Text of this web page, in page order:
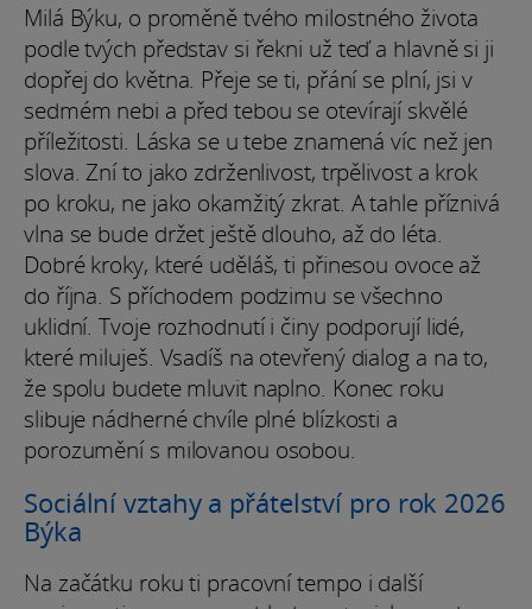
Milá Býku, o proměně tvého milostného života
podle tvých představ si řekni už teď a hlavně si ji
dopřej do května. Přeje se ti, přání se plní, jsi v
sedmém nebi a před tebou se otevírají skvělé
příležitosti. Láska se u tebe znamená víc než jen
slova. Zní to jako zdrženlivost, trpělivost a krok
po kroku, ne jako okamžitý zkrat. A tahle příznivá
vlna se bude držet ještě dlouho, až do léta.
Dobré kroky, které uděláš, ti přinesou ovoce až
do října. S příchodem podzimu se všechno
uklidní. Tvoje rozhodnutí i činy podporují lidé,
které miluješ. Vsadíš na otevřený dialog a na to,
že spolu budete mluvit naplno. Konec roku
slibuje nádherné chvíle plné blízkosti a
porozumění s milovanou osobou.
Sociální vztahy a přátelství pro rok 2026
Býka
Na začátku roku ti pracovní tempo i další